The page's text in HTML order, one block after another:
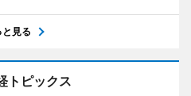
と見る
トピックス